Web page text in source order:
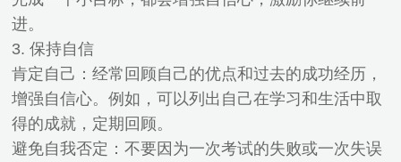
进。
3. 保持自信
肯定自己：经常回顾自己的优点和过去的成功经历，
增强自信心。例如，可以列出自己在学习和生活中取
得的成就，定期回顾。
避免自我否定：不要因为一次考试的失败或一次失误